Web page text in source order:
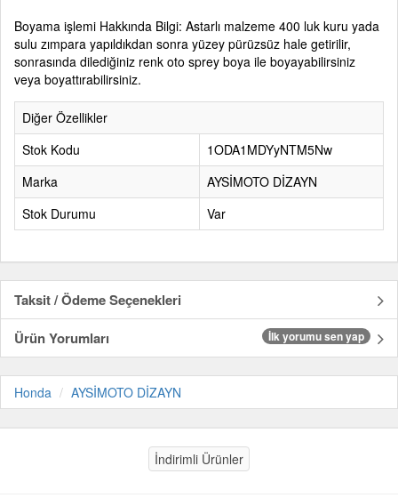
Boyama işlemi Hakkında Bilgi: Astarlı malzeme 400 luk kuru yada
sulu zımpara yapıldıkdan sonra yüzey pürüzsüz hale getirilir,
sonrasında dilediğiniz renk oto sprey boya ile boyayabilirsiniz
veya boyattırabilirsiniz.
Diğer Özellikler
Stok Kodu
1ODA1MDYyNTM5Nw
Marka
AYSİMOTO DİZAYN
Stok Durumu
Var
Taksit / Ödeme Seçenekleri
Ürün Yorumları
İlk yorumu sen yap
Honda AYSİMOTO DİZAYN
İndirimli Ürünler